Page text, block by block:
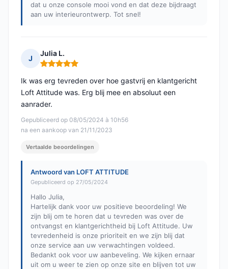
dat u onze console mooi vond en dat deze bijdraagt
aan uw interieurontwerp. Tot snel!
J
Julia L.
Opmerking: 5 van 5
Gepubliceerd op 08/05/2024 à 10h56
na een aankoop van 21/11/2023
Ik was erg tevreden over hoe gastvrij en klantgericht
Loft Attitude was. Erg blij mee en absoluut een
aanrader.
Vertaalde beoordelingen
Antwoord van LOFT ATTITUDE
Gepubliceerd op 27/05/2024
Hallo Julia,
Hartelijk dank voor uw positieve beoordeling! We
zijn blij om te horen dat u tevreden was over de
ontvangst en klantgerichtheid bij Loft Attitude. Uw
tevredenheid is onze prioriteit en we zijn blij dat
onze service aan uw verwachtingen voldeed.
Bedankt ook voor uw aanbeveling. We kijken ernaar
uit om u weer te zien op onze site en blijven tot uw